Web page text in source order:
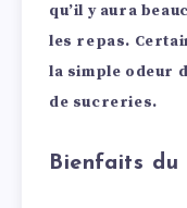
qu’il y aura
les repas.
la simple odeur
de sucreries.
Bienfaits du